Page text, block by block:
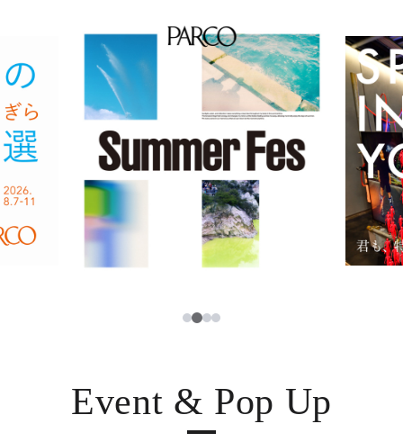
レストラン・カフェ
TAX FREE
PARCOメンバーズ
日本語
123
Event & Pop Up